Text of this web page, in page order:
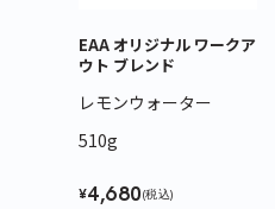
EAA オリジナル ワークア
ウト ブレンド
レモンウォーター
510g
¥4,680(税込)